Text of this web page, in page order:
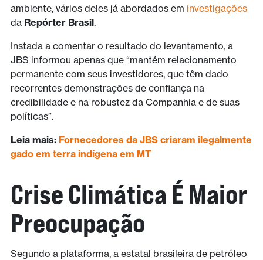
ambiente, vários deles já abordados em investigações
da Repórter Brasil.
Instada a comentar o resultado do levantamento, a
JBS informou apenas que “mantém relacionamento
permanente com seus investidores, que têm dado
recorrentes demonstrações de confiança na
credibilidade e na robustez da Companhia e de suas
políticas”.
Leia mais: Fornecedores da JBS criaram ilegalmente
gado em terra indígena em MT
Crise Climática É Maior
Preocupação
Segundo a plataforma, a estatal brasileira de petróleo